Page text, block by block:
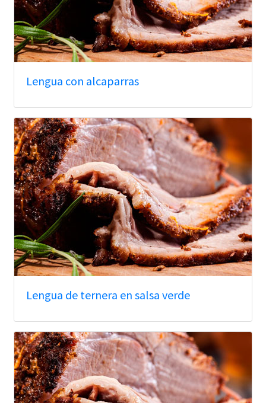
Lengua con alcaparras
Lengua de ternera en salsa verde